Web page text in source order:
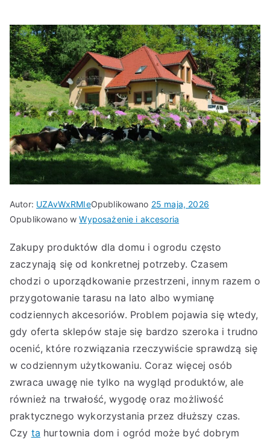
Autor: UZAvWxRMIeOpublikowano 25 maja, 2026
Opublikowano wWyposażenie i akcesoria
Zakupy produktów dla domu i ogrodu często
zaczynają się od konkretnej potrzeby. Czasem
chodzi o uporządkowanie przestrzeni, innym razem o
przygotowanie tarasu na lato albo wymianę
codziennych akcesoriów. Problem pojawia się wtedy,
gdy oferta sklepów staje się bardzo szeroka i trudno
ocenić, które rozwiązania rzeczywiście sprawdzą się
w codziennym użytkowaniu. Coraz więcej osób
zwraca uwagę nie tylko na wygląd produktów, ale
również na trwałość, wygodę oraz możliwość
praktycznego wykorzystania przez dłuższy czas.
Czy ta hurtownia dom i ogród może być dobrym